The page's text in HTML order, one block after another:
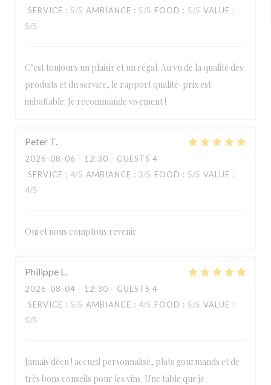
SERVICE : 5/5 AMBIANCE : 5/5 FOOD : 5/5 VALUE :
5/5
C’est toujours un plaisir et un régal. Au vu de la qualité des
produits et du service, le rapport qualité-prix est
imbattable. Je recommande vivement !
Peter T
2026-08-06 - 12:30 - GUESTS 4
SERVICE : 4/5 AMBIANCE : 3/5 FOOD : 5/5 VALUE :
4/5
Oui et nous comptons revenir
Philippe L
2026-08-04 - 12:30 - GUESTS 4
SERVICE : 5/5 AMBIANCE : 4/5 FOOD : 5/5 VALUE :
5/5
Jamais déçu ! accueil personnalisé, plats gourmands et de
très bons conseils pour les vins. Une table que je